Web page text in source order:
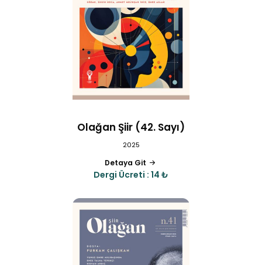
Olağan Şiir (42. Sayı)
2025
Detaya Git
Dergi Ücreti : 14 ₺